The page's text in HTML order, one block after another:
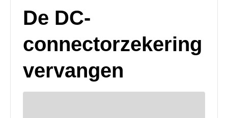
De DC-
connectorzekering
vervangen